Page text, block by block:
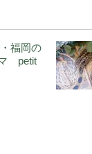
福岡の
petit